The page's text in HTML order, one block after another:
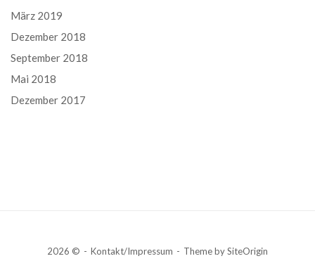
März 2019
Dezember 2018
September 2018
Mai 2018
Dezember 2017
2026 © Kontakt/Impressum Theme bySiteOrigin